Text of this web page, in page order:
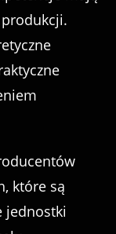
które są
jednostki